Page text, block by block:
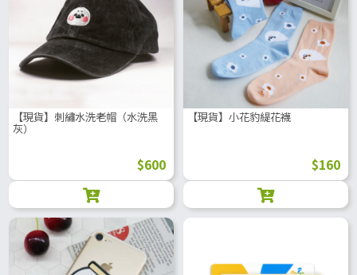
【現貨】刺繡水洗老帽（水洗黑
灰）
$600
【現貨】小花豹緹花襪
$160